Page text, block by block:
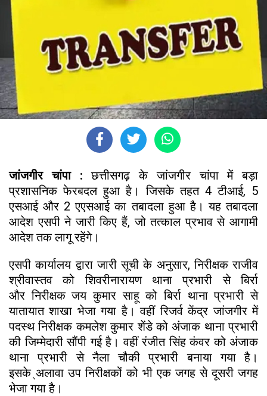
जांजगीर चांपा :छत्तीसगढ़ के जांजगीर चांपा में बड़ा
प्रशासनिक फेरबदल हुआ है। जिसके तहत 4 टीआई, 5
एसआई और 2 एएसआई का तबादला हुआ है। यह तबादला
आदेश एसपी ने जारी किए हैं, जो तत्काल प्रभाव से आगामी
आदेश तक लागू रहेंगे।
एसपी कार्यालय द्वारा जारी सूची के अनुसार, निरीक्षक राजीव
श्रीवास्तव को शिवरीनारायण थाना प्रभारी से बिर्रा
और निरीक्षक जय कुमार साहू को बिर्रा थाना प्रभारी से
यातायात शाखा भेजा गया है। वहीं रिजर्व केंद्र जांजगीर में
पदस्थ निरीक्षक कमलेश कुमार शेंडे को अंजाक थाना प्रभारी
की जिम्मेदारी सौंपी गई है। वहीं रंजीत सिंह कंवर को अंजाक
थाना प्रभारी से नैला चौकी प्रभारी बनाया गया है।
इसके ्अलावा उप निरीक्षकों को भी एक जगह से दूसरी जगह
भेजा गया है।